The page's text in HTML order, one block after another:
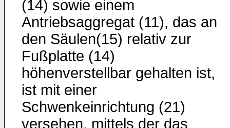
(14) sowie einem
Antriebsaggregat (11), das an
den Säulen(15) relativ zur
Fußplatte (14)
höhenverstellbar gehalten ist,
ist mit einer
Schwenkeinrichtung (21)
versehen, mittels der das